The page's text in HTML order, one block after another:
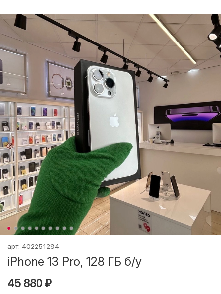
арт. 402251294
iPhone 13 Pro, 128 ГБ б/у
45 880 ₽